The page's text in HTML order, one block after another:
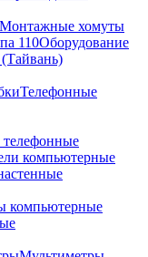
Оборудование
Телефонные
компьютерные
компьютерные